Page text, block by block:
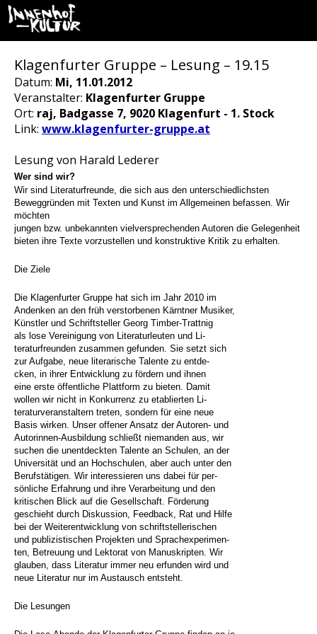
Klagenfurter Gruppe – Lesung – 19.15
Datum: Mi, 11.01.2012
Veranstalter: Klagenfurter Gruppe
Ort: raj, Badgasse 7, 9020 Klagenfurt - 1. Stock
Link: www.klagenfurter-gruppe.at
Lesung von Harald Lederer
Wer sind wir?
Wir sind Literaturfreunde, die sich aus den unterschiedlichsten
Beweggründen mit Texten und Kunst im Allgemeinen befassen. Wir
möchten
jungen bzw. unbekannten vielversprechenden Autoren die Gelegenheit
bieten ihre Texte vorzustellen und konstruktive Kritik zu erhalten.
Die Ziele
Die Klagenfurter Gruppe hat sich im Jahr 2010 im
Andenken an den früh verstorbenen Kärntner Musiker,
Künstler und Schriftsteller Georg Timber-Trattnig
als lose Vereinigung von Literaturleuten und Li-
teraturfreunden zusammen gefunden. Sie setzt sich
zur Aufgabe, neue literarische Talente zu entde-
cken, in ihrer Entwicklung zu fördern und ihnen
eine erste öffentliche Plattform zu bieten. Damit
wollen wir nicht in Konkurrenz zu etablierten Li-
teraturveranstaltern treten, sondern für eine neue
Basis wirken. Unser offener Ansatz der Autoren- und
Autorinnen-Ausbildung schließt niemanden aus, wir
suchen die unentdeckten Talente an Schulen, an der
Universität und an Hochschulen, aber auch unter den
Berufstätigen. Wir interessieren uns dabei für per-
sönliche Erfahrung und ihre Verarbeitung und den
kritischen Blick auf die Gesellschaft. Förderung
geschieht durch Diskussion, Feedback, Rat und Hilfe
bei der Weiterentwicklung von schriftstellerischen
und publizistischen Projekten und Sprachexperimen-
ten, Betreuung und Lektorat von Manuskripten. Wir
glauben, dass Literatur immer neu erfunden wird und
neue Literatur nur im Austausch entsteht.
Die Lesungen